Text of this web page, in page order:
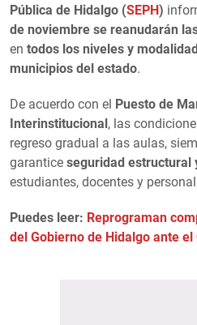
Pública de Hidalgo (SEPH)
de noviembre se reanudarán
en todos los niveles y
municipios del estado.
De acuerdo con el Puesto de
Interinstitucional , las
regreso gradual a las aulas,
garantice seguridad estructural
estudiantes, docentes y
Puedes leer: Reprograman
del Gobierno de Hidalgo ante el